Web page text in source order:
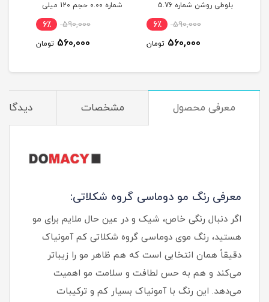
بلوطی روشن شماره 5.76
590,000 6٪
560,000 تومان
شماره 0.00 حجم 120 میلی
590,000 6٪
560,000 تومان
معرفی محصول مشخصات
معرفی رنگ مو دوماسی گروه شکلاتی:
اگر دنبال رنگی خاص، شیک و در عین حال ملایم برای مو
هستید، رنگ موی دوماسی گروه شکلاتی کم‌ آمونیاک
دقیقاً همان انتخابی است که هم ظاهر مو را زیباتر
می‌کند و هم به حس لطافت و سلامت مو اهمیت
می‌دهد. این رنگ با آمونیاک بسیار کم و ترکیبات